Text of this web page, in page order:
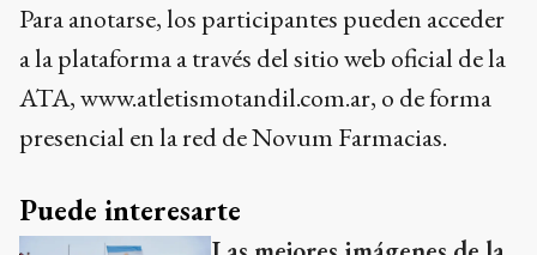
Para anotarse, los participantes pueden acceder
a la plataforma a través del sitio web oficial de la
ATA, www.atletismotandil.com.ar, o de forma
presencial en la red de Novum Farmacias.
Puede interesarte